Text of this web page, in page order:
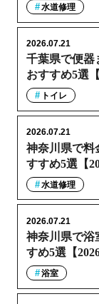
水道修理
千葉県で便器
おすすめ5選
2026.07.21
トイレ
神奈川県で料
すすめ5選【
2026.07.21
水道修理
神奈川県で浴
すめ5選【
2026.07.21
浴室